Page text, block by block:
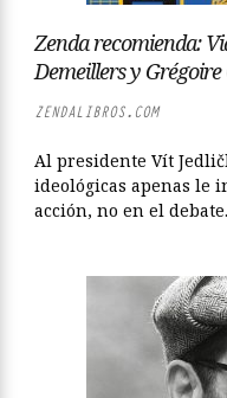
Zenda recomienda:
Demeillers y Grégoire
ZENDALIBROS.COM
Al presidente Vít
ideológicas apenas le
acción, no en el